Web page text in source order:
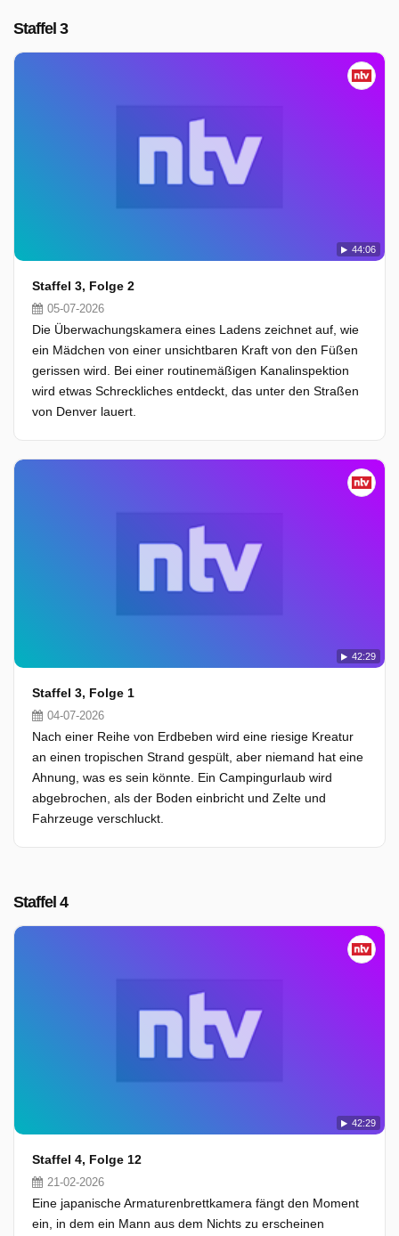
Staffel 3
44:06
Staffel 3, Folge 2
05-07-2026
Die Überwachungskamera eines Ladens zeichnet auf, wie
ein Mädchen von einer unsichtbaren Kraft von den Füßen
gerissen wird. Bei einer routinemäßigen Kanalinspektion
wird etwas Schreckliches entdeckt, das unter den Straßen
von Denver lauert.
42:29
Staffel 3, Folge 1
04-07-2026
Nach einer Reihe von Erdbeben wird eine riesige Kreatur
an einen tropischen Strand gespült, aber niemand hat eine
Ahnung, was es sein könnte. Ein Campingurlaub wird
abgebrochen, als der Boden einbricht und Zelte und
Fahrzeuge verschluckt.
Staffel 4
42:29
Staffel 4, Folge 12
21-02-2026
Eine japanische Armaturenbrettkamera fängt den Moment
ein, in dem ein Mann aus dem Nichts zu erscheinen